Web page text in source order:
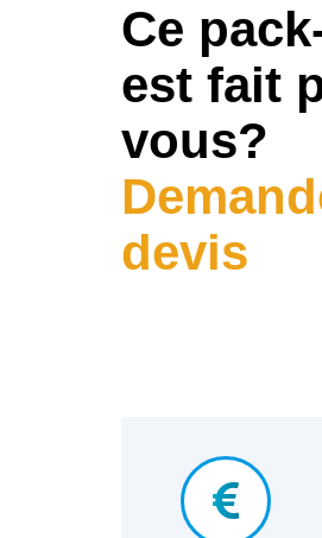
Ce
est fait
vous?
devis